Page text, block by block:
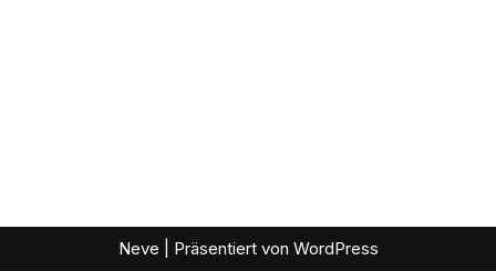
Neve | Präsentiert von WordPress